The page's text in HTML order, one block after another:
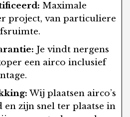
Maximale
project, van particuliere
Je vindt nergens
een airco inclusief
Wij plaatsen airco’s
en zijn snel ter plaatse in